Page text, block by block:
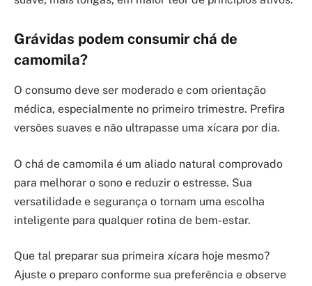
Grávidas podem consumir chá de
camomila?
O consumo deve ser moderado e com orientação
médica, especialmente no primeiro trimestre. Prefira
versões suaves e não ultrapasse uma xícara por dia.
O chá de camomila é um aliado natural comprovado
para melhorar o sono e reduzir o estresse. Sua
versatilidade e segurança o tornam uma escolha
inteligente para qualquer rotina de bem-estar.
Que tal preparar sua primeira xícara hoje mesmo?
Ajuste o preparo conforme sua preferência e observe